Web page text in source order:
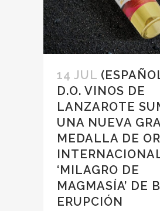
14 JUL
D.O. VINOS DE
LANZAROTE
UNA NUEVA
MEDALLA DE
‘MILAGRO DE
MAGMASÍA’ DE
ERUPCIÓN